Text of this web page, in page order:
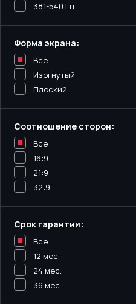
381-540 Гц
Форма экрана:
Все
Изогнутый
Плоский
Соотношение сторон:
Все
16:9
21:9
32:9
Срок гарантии:
Все
12 мес.
24 мес.
36 мес.